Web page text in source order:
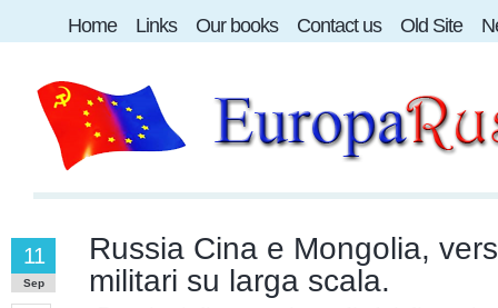
Home Links Our books Contact us Old Site
Russia Cina e Mongolia,
militari su larga scala.
11
Sep